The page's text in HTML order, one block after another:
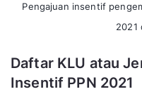
Pengajuan insentif
2021
Daftar KLU atau
Insentif PPN 2021